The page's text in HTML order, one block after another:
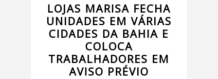
LOJAS MARISA FECHA
UNIDADES EM VÁRIAS
CIDADES DA BAHIA E
COLOCA
TRABALHADORES EM
AVISO PRÉVIO